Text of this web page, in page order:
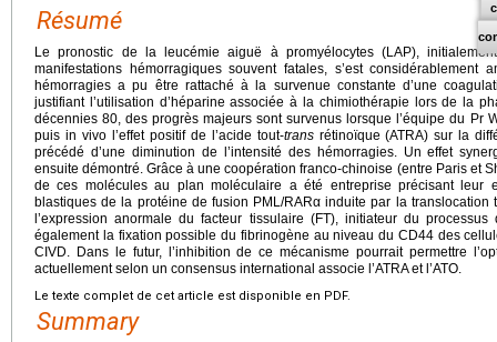
Résumé
Le pronostic de la leucémie aiguë à promyélocytes (LAP),
manifestations hémorragiques souvent fatales, s’est
hémorragies a pu être rattaché à la survenue constante d’une
justifiant l’utilisation d’héparine associée à la chimiothérapie lors de la
décennies 80, des progrès majeurs sont survenus lorsque l’équipe du Pr
puis in vivo l’effet positif de l’acide tout-transrétinoïque (ATRA) sur la
précédé d’une diminution de l’intensité des hémorragies. Un effet
ensuite démontré. Grâce à une coopération franco-chinoise (entre Paris et
de ces molécules au plan moléculaire a été entreprise précisant leur
blastiques de la protéine de fusion PML/RARα induite par la translocation
l’expression anormale du facteur tissulaire (FT), initiateur du
également la fixation possible du fibrinogène au niveau du CD44 des
CIVD. Dans le futur, l’inhibition de ce mécanisme pourrait permettre
actuellement selon un consensus international associe l’ATRA et l’ATO.
Le texte complet de cet article est disponible en PDF.
Summary